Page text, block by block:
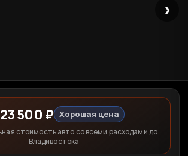
›
500 ₽ Хорошая цена
стоимость авто со всеми расходами до
Владивостока